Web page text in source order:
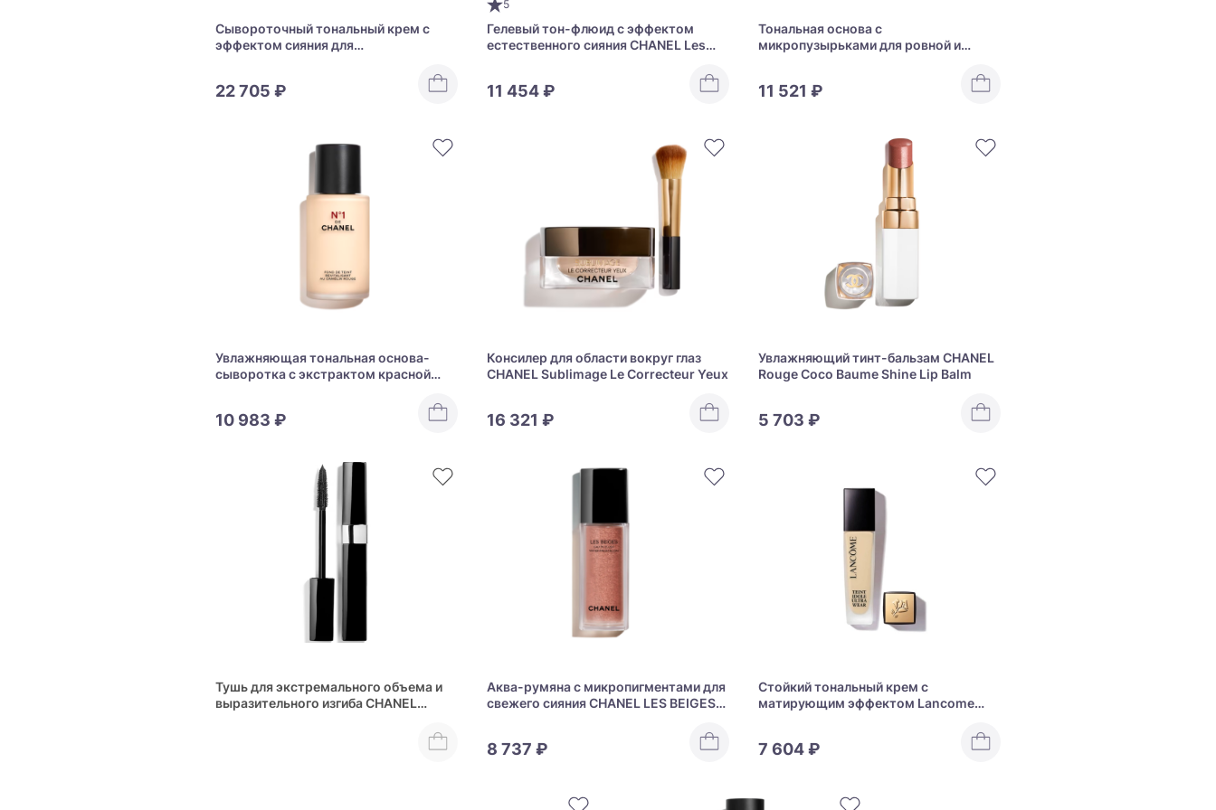
Сывороточный тональный крем с
эффектом сияния для
22 705 ₽
5
Гелевый тон-флюид с эффектом
естественного сияния CHANEL Les
11 454 ₽
Тональная основа с
микропузырьками для ровной и
Complexion Touch
11 521 ₽
Увлажняющая тональная основа-
сыворотка с экстрактом красной
10 983 ₽
Консилер для области вокруг глаз
CHANEL Sublimage Le Correcteur Yeux
16 321 ₽
Увлажняющий тинт-бальзам CHANEL
Rouge Coco Baume Shine Lip Balm
5 703 ₽
Тушь для экстремального объема и
выразительного изгиба CHANEL
Аква-румяна с микропигментами для
свежего сияния CHANEL LES BEIGES
8 737 ₽
Стойкий тональный крем с
матирующим эффектом Lancome
7 604 ₽